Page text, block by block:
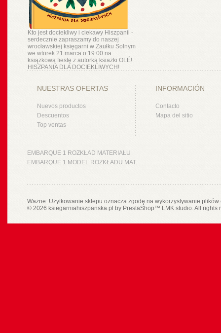
Kto jest dociekliwy i ciekawy Hiszpanii -
serdecznie zapraszamy do naszej
wrocławskiej księgarni w Zaułku Solnym
we wtorek 21 marca o 19:00 na
książkową fiestę z autorką ksiażki OLÉ!
HISZPANIA DLA DOCIEKLIWYCH!
NUESTRAS OFERTAS
Nuevos productos
Descuentos
Top ventas
INFORMACIÓN
Contacto
Mapa del sitio
EMBARQUE 1 ROZKŁAD MATERIAŁU
EMBARQUE 1 MODEL ROZKŁADU MAT.
Ważne: Użytkowanie sklepu oznacza zgodę na wykorzystywanie
© 2026 ksiegarniahiszpanska.pl by PrestaShop™ LMK studio. All rights